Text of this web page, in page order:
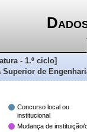
- 1.º ciclo]
de
Concurso local ou
institucional
Mudança de instituição/